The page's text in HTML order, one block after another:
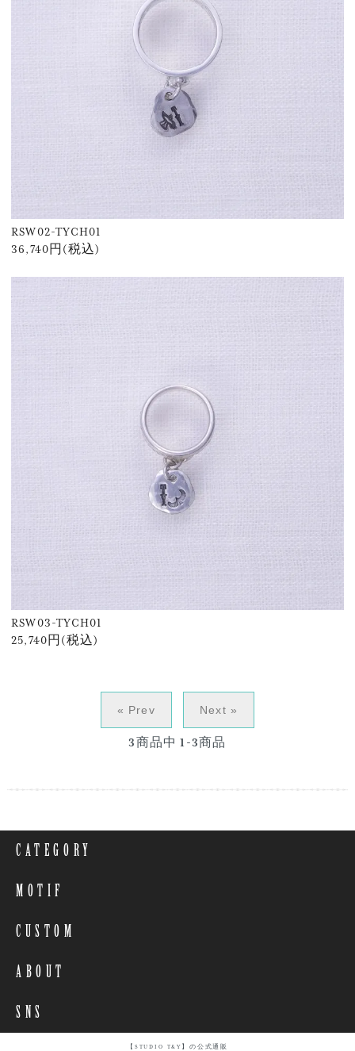
RSW02-TYCH01
36,740円(税込)
RSW03-TYCH01
25,740円(税込)
« Prev Next »
3 商品中 1-3商品
CATEGORY
MOTIF
CUSTOM
ABOUT
SNS
【STUDIO T&Y】の公式通販